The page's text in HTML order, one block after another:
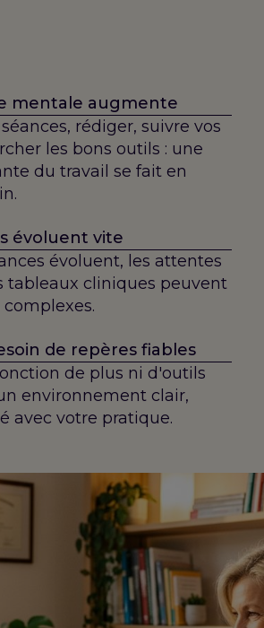
mentale augmente
rédiger, suivre vos
les bons outils : une
du travail se fait en
évoluent vite
évoluent, les attentes
tableaux cliniques peuvent
de repères fiables
de plus ni d'outils
environnement clair,
avec votre pratique.